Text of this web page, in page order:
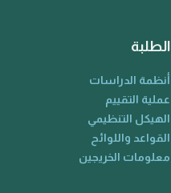
الطلبة
أنظمة الدراسات
عملية التقييم
الهيكل التنظيمي
القواعد واللوائح
معلومات الخريجين